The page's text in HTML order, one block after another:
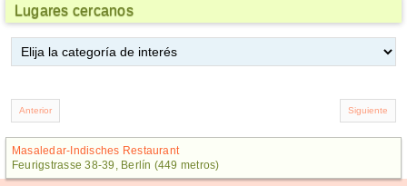
Lugares cercanos
Masaledar-Indisches Restaurant
Feurigstrasse 38-39, Berlín (449 metros)